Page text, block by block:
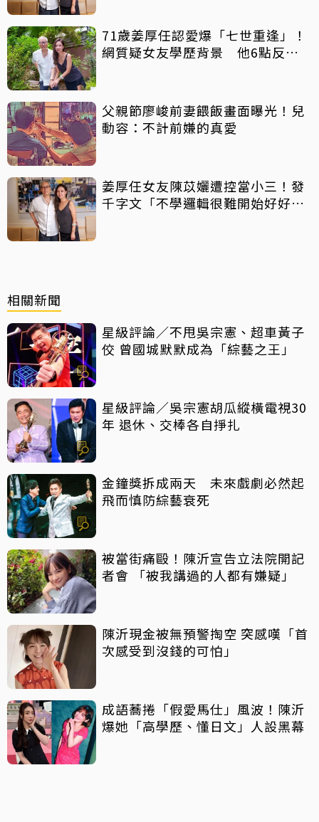
71歲姜厚任認愛爆「七世重逢」！
網質疑女友學歷背景 他6點反
父親節廖峻前妻餵飯畫面曝光！兒
動容：不計前嫌的真愛
姜厚任女友陳苡孋遭控當小三！發
千字文「不學邏輯很難開始好好
相關新聞
星級評論／不甩吳宗憲、超車黃子
佼 曾國城默默成為「綜藝之王」
星級評論／吳宗憲胡瓜縱橫電視30
年 退休、交棒各自掙扎
金鐘獎拆成兩天 未來戲劇必然起
飛而慎防綜藝衰死
被當街痛毆！陳沂宣告立法院開記
者會 「被我講過的人都有嫌疑」
陳沂現金被無預警掏空 突感嘆「首
次感受到沒錢的可怕」
成語蕎捲「假愛馬仕」風波！陳沂
爆她「高學歷、懂日文」人設黑幕